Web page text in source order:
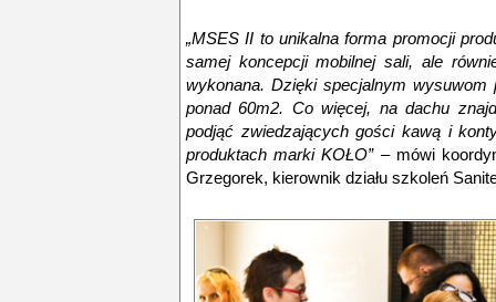
„MSES II to unikalna forma promocji
samej koncepcji mobilnej sali, ale
wykonana. Dzięki specjalnym
ponad 60m2. Co więcej, na dachu
podjąć zwiedzających gości kawą i
produktach marki KOŁO” – mówi
Grzegorek, kierownik działu szkoleń